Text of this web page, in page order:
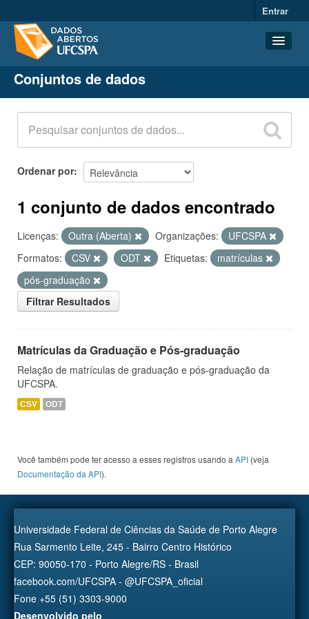
Entrar
Conjuntos de dados
Organizações
Grupos
Sobre
Conjuntos de dados
Ordenar por
1 conjunto de dados encontrado
Licenças: Outra (Aberta) Organizações:
UFCSPA
Formatos:
CSV ODT Etiquetas:
matrículas
pós-graduação
Filtrar Resultados
Matrículas da Graduação e Pós-graduação
Relação de matrículas de graduação e pós-graduação da
UFCSPA.
CSV ODT
Você também pode ter acesso a esses registros usando a API (veja
Documentação da API).
Universidade Federal de Ciências da Saúde de Porto Alegre
Rua Sarmento Leite, 245 - Bairro Centro Histórico
CEP: 90050-170 - Porto Alegre/RS - Brasil
facebook.com/UFCSPA - @UFCSPA_oficial
Fone +55 (51) 3303-9000
Desenvolvido pelo